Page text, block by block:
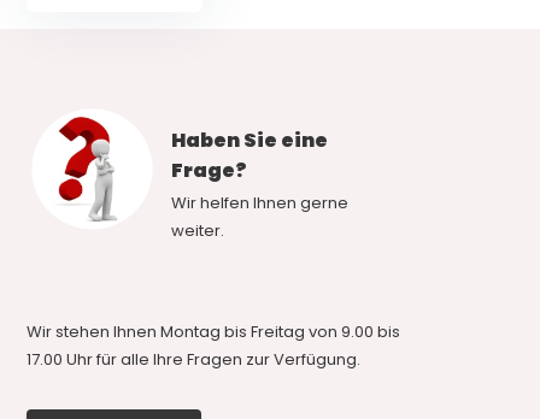
Haben Sie eine
Frage?
Wir helfen Ihnen gerne
weiter.
Wir stehen Ihnen Montag bis Freitag von 9.00 bis
17.00 Uhr für alle Ihre Fragen zur Verfügung.